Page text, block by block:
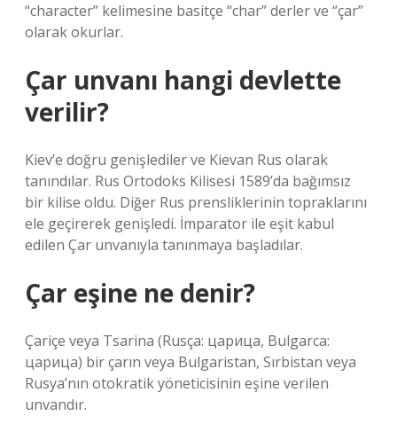
“character” kelimesine basitçe “char” derler ve “çar”
olarak okurlar.
Çar unvanı hangi devlette
verilir?
Kiev’e doğru genişlediler ve Kievan Rus olarak
tanındılar. Rus Ortodoks Kilisesi 1589’da bağımsız
bir kilise oldu. Diğer Rus prensliklerinin topraklarını
ele geçirerek genişledi. İmparator ile eşit kabul
edilen Çar unvanıyla tanınmaya başladılar.
Çar eşine ne denir?
Çariçe veya Tsarina (Rusça: царица, Bulgarca:
царица) bir çarın veya Bulgaristan, Sırbistan veya
Rusya’nın otokratik yöneticisinin eşine verilen
unvandır.